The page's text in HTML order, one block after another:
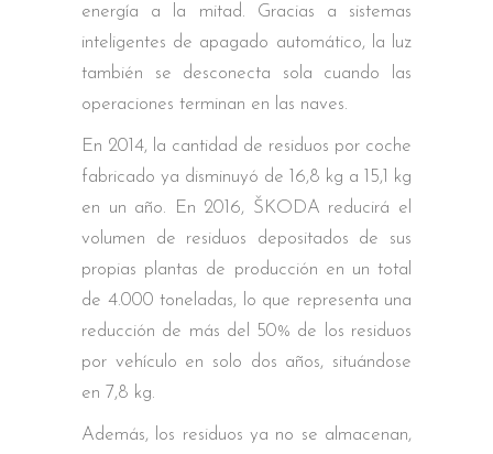
energía a la mitad. Gracias a sistemas
inteligentes de apagado automático, la luz
también se desconecta sola cuando las
operaciones terminan en las naves.
En 2014, la cantidad de residuos por coche
fabricado ya disminuyó de 16,8 kg a 15,1 kg
en un año. En 2016, ŠKODA reducirá el
volumen de residuos depositados de sus
propias plantas de producción en un total
de 4.000 toneladas, lo que representa una
reducción de más del 50% de los residuos
por vehículo en solo dos años, situándose
en 7,8 kg.
Además, los residuos ya no se almacenan,